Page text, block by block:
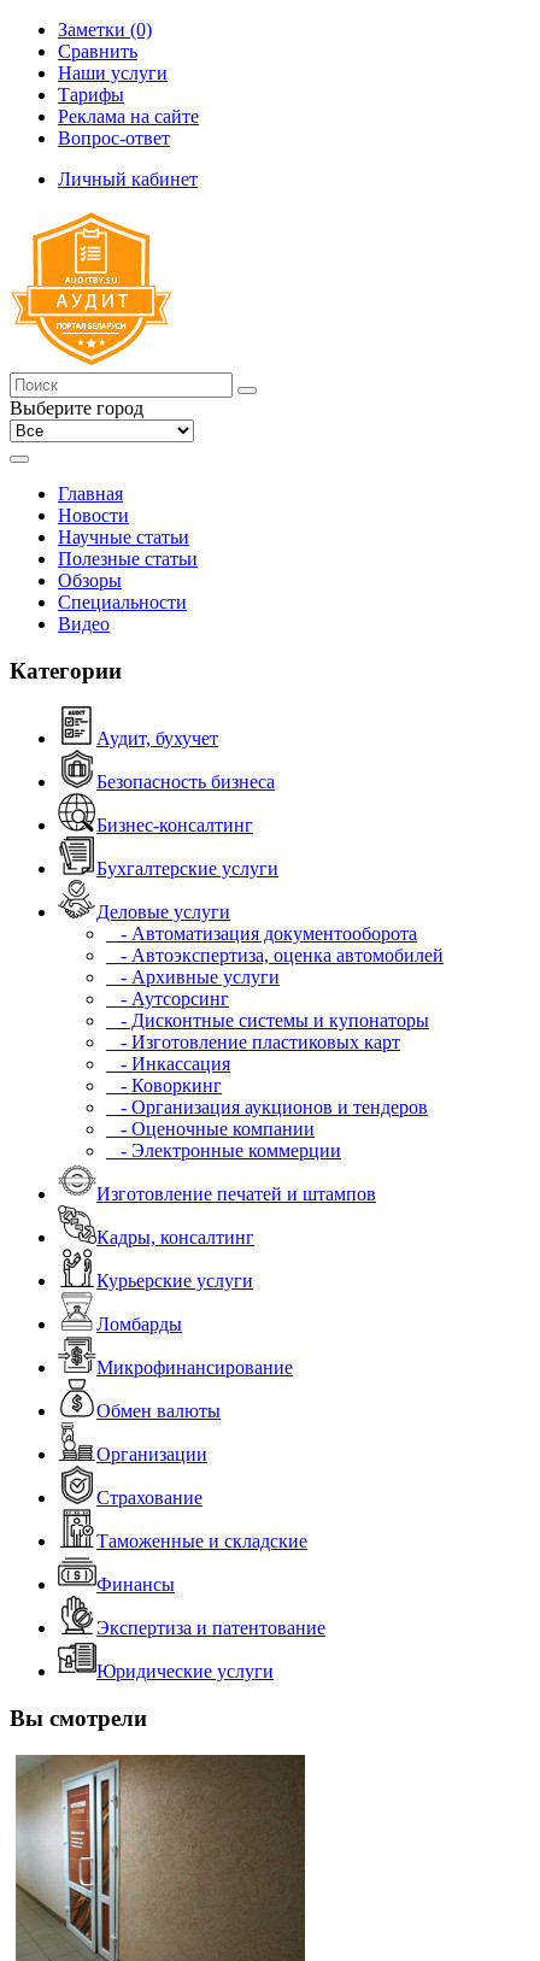
Заметки (0)
Сравнить
Наши услуги
Тарифы
Реклама на сайте
Вопрос-ответ
Личный кабинет
Выберите город
Главная
Новости
Научные статьи
Полезные статьи
Обзоры
Специальности
Видео
Категории
Аудит, бухучет
Безопасность бизнеса
Бизнес-консалтинг
Бухгалтерские услуги
Деловые услуги
- Автоматизация документооборота
- Автоэкспертиза, оценка автомобилей
- Архивные услуги
- Аутсорсинг
- Дисконтные системы и купонаторы
- Изготовление пластиковых карт
- Инкассация
- Коворкинг
- Организация аукционов и тендеров
- Оценочные компании
- Электронные коммерции
Изготовление печатей и штампов
Кадры, консалтинг
Курьерские услуги
Ломбарды
Микрофинансирование
Обмен валюты
Организации
Страхование
Таможенные и складские
Финансы
Экспертиза и патентование
Юридические услуги
Вы смотрели